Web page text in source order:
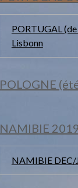
PORTUGAL (de
Lisbonn
POLOGNE
NAMIBIE 2019
NAMIBIE